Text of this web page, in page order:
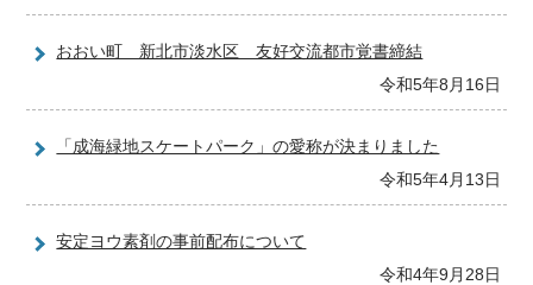
おおい町 新北市淡水区 友好交流都市覚書締結
令和5年8月16日
「成海緑地スケートパーク」の愛称が決まりました
令和5年4月13日
安定ヨウ素剤の事前配布について
令和4年9月28日